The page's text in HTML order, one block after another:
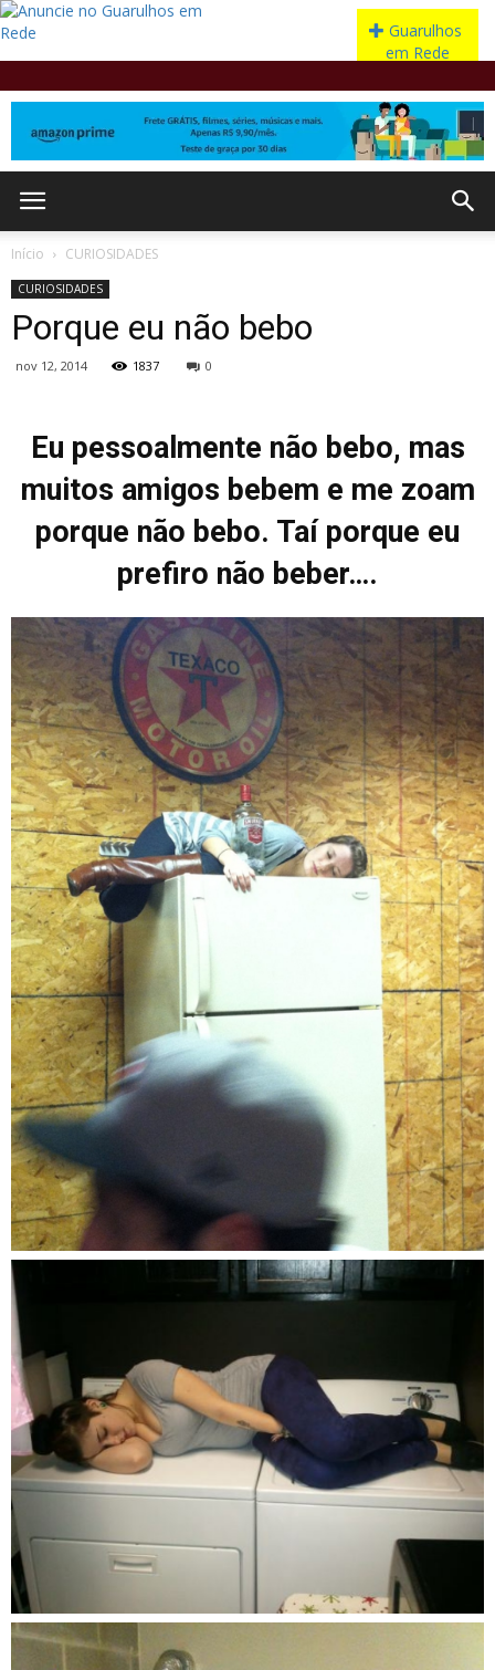
Início CURIOSIDADES
CURIOSIDADES
Porque eu não bebo
nov 12, 2014 1837 0
Eu pessoalmente não bebo, mas
muitos amigos bebem e me zoam
porque não bebo. Taí porque eu
prefiro não beber….